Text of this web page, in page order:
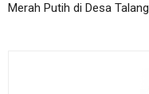
Merah Putih di Desa Talang